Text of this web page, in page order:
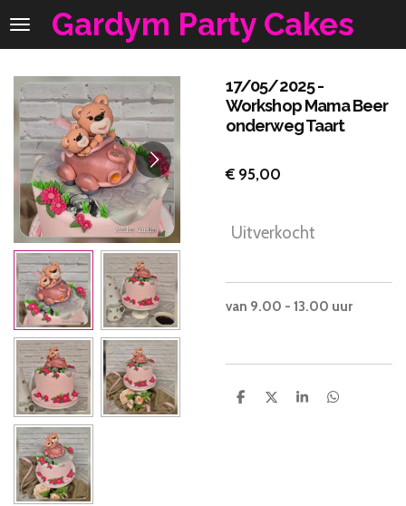
Ga
de
hoofdinhoud
Gardym Party Cakes
17/05/2025 -
Workshop Mama Beer
onderweg Taart
€ 95,00
Uitverkocht
van 9.00 - 13.00 uur
D
D
S
D